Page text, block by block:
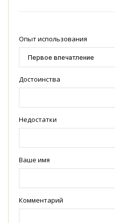
Опыт использования
Достоинства
Недостатки
Ваше имя
Комментарий